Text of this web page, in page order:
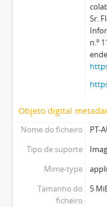
Sr.
n.º
Objeto digital
Nome do ficheiro
PT-
Tipo de suporte
Mime-type
Tamanho do
ficheiro
5